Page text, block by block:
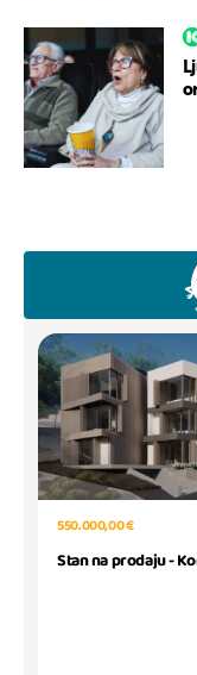
550.000,00 €
Stan na prodaju -